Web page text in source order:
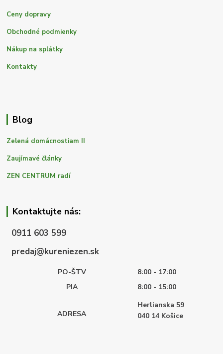
Ceny dopravy
Obchodné podmienky
Nákup na splátky
Kontakty
Blog
Zelená domácnostiam II
Zaujímavé články
ZEN CENTRUM radí
Kontaktujte nás:
0911 603 599
predaj@kureniezen.sk
PO-ŠTV
8:00 - 17:00
PIA
8:00 - 15:00
ADRESA
Herlianska 59
040 14 Košice